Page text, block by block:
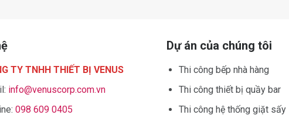
TY TNHH THIẾT BỊ VENUS
info@venuscorp.com.vn
098 609 0405
Dự án của chúng tôi
Thi công bếp nhà hàng
Thi công thiết bị quầy bar
Thi công hệ thống giặt sấy